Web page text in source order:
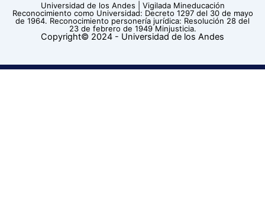
o
p
e
o
o
k
-
f
g
r
a
m
t
e
r
b
e
d
i
n
Universidad de los Andes | Vigilada Mineducación
Reconocimiento como Universidad: Decreto 1297 del 30 de mayo
de 1964. Reconocimiento personería jurídica: Resolución 28 del
23 de febrero de 1949 Minjusticia.
Copyright© 2024 - Universidad de los Andes